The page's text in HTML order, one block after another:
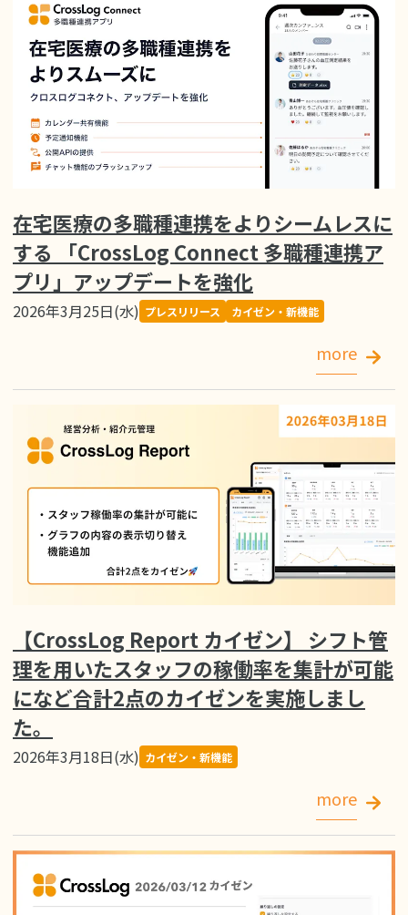
在宅医療の多職種連携をよりシームレスに
する 「CrossLog Connect 多職種連携ア
プリ」アップデートを強化
2026年3月25日(水) プレスリリース カイゼン・新機能
more
【CrossLog Report カイゼン】 シフト管
理を用いたスタッフの稼働率を集計が可能
になど合計2点のカイゼンを実施しまし
た。
2026年3月18日(水) カイゼン・新機能
more